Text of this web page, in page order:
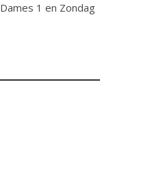
Dames 1 en Zondag